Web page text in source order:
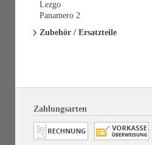
Lezgo
Panamero 2
Zubehör / Ersatzteile
Zahlungsarten